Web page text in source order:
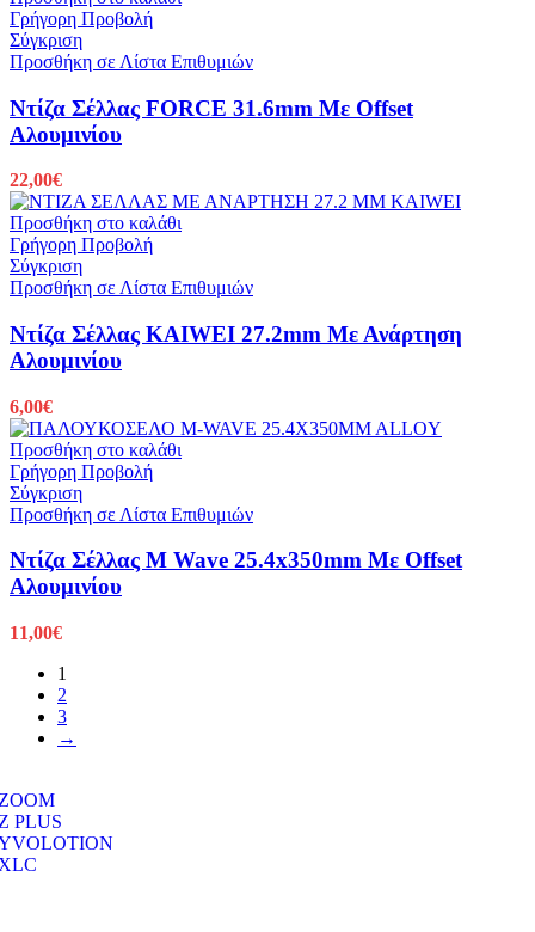
Γρήγορη Προβολή
Σύγκριση
Προσθήκη σε Λίστα Επιθυμιών
Ντίζα Σέλλας FORCE 31.6mm Με Offset
Αλουμινίου
22,00€
Προσθήκη στο καλάθι
Γρήγορη Προβολή
Σύγκριση
Προσθήκη σε Λίστα Επιθυμιών
Ντίζα Σέλλας KAIWEI 27.2mm Με Ανάρτηση
Αλουμινίου
6,00€
Προσθήκη στο καλάθι
Γρήγορη Προβολή
Σύγκριση
Προσθήκη σε Λίστα Επιθυμιών
Ντίζα Σέλλας M Wave 25.4x350mm Με Offset
Αλουμινίου
11,00€
1
2
3
→
PLUS